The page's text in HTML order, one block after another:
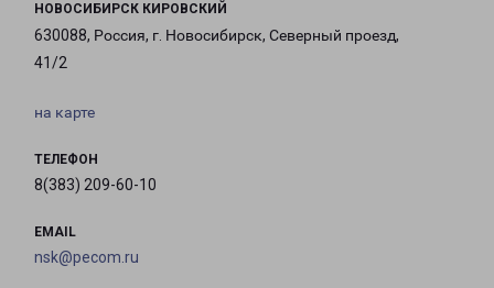
НОВОСИБИРСК КИРОВСКИЙ
630088, Россия, г. Новосибирск, Северный проезд,
41/2
на карте
ТЕЛЕФОН
8(383) 209-60-10
EMAIL
nsk@pecom.ru